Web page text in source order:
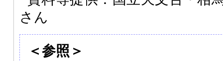
さん
＜参照＞